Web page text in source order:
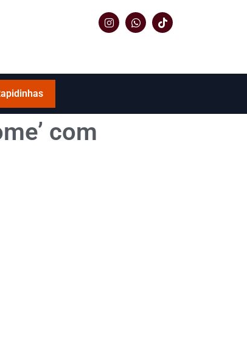
com